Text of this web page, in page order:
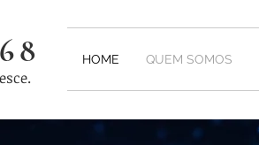
HOME QUEM SOMOS